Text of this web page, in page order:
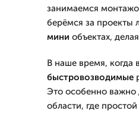
занимаемся
берёмся за проекты
мини объектах,
В наше время, когда
быстровозводимые
Это особенно важно
области, где